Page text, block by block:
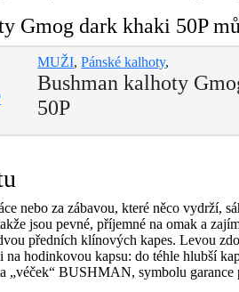
Gmog dark khaki 50P
MUŽI,Pánské kalhoty,
Bushman kalhoty
50P
nebo za zábavou, které něco vydrží,
jsou pevné, příjemné na omak a
předních klínových kapes. Levou
na hodinkovou kapsu: do téhle hlubší
„véček“ BUSHMAN, symbolu